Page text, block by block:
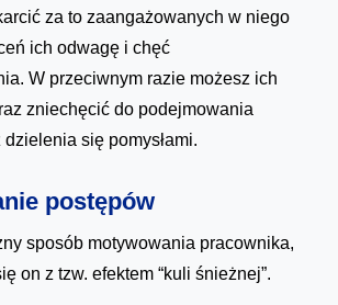
za to zaangażowanych w niego
ich odwagę i chęć
W przeciwnym razie możesz ich
zniechęcić do podejmowania
się pomysłami.
postępów
sposób motywowania pracownika,
on z tzw. efektem “kuli śnieżnej”.